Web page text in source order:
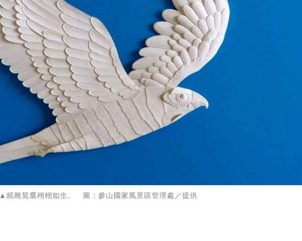
▲紙雕鵟鷹栩栩如生。 圖：參山國家風景區管理處／提供